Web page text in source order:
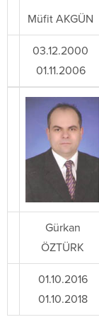
Müfit AKGÜN
03.12.2000
01.11.2006
Gürkan
ÖZTÜRK
01.10.2016
01.10.2018